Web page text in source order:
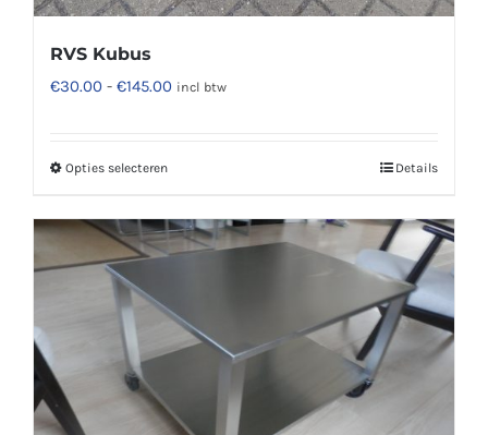
productpagina
RVS Kubus
€30.00 - €145.00Prijsklasse:
incl btw
Opties selecterenDit
heeft
Deze
optie
gekozen
Details